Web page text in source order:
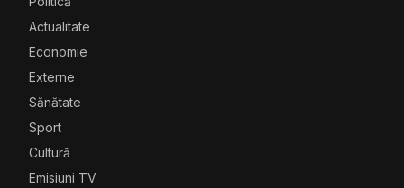
Actualitate
Economie
Externe
Sănătate
Sport
Cultură
Emisiuni TV